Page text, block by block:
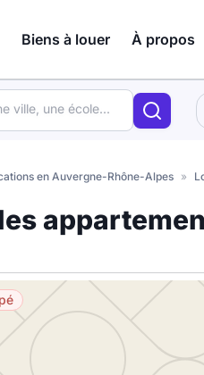
Biens à louer À propos
en Auvergne-Rhône-Alpes »